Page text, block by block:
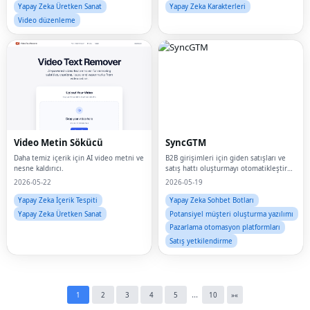
Yapay Zeka Üretken Sanat
Video düzenleme
Yapay Zeka Karakterleri
Video Metin Sökücü
Daha temiz içerik için AI video metni ve
nesne kaldırıcı.
2026-05-22
Yapay Zeka İçerik Tespiti
Yapay Zeka Üretken Sanat
SyncGTM
B2B girişimleri için giden satışları ve
satış hattı oluşturmayı otomatikleştiren
yapay zeka destekli GTM mühendisi
2026-05-19
Yapay Zeka Sohbet Botları
Potansiyel müşteri oluşturma yazılımı
Pazarlama otomasyon platformları
Satış yetkilendirme
1 2 3 4 5 ... 10 »«